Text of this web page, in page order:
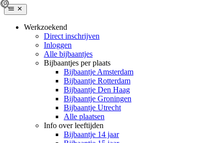
Werkzoekend
Direct inschrijven
Inloggen
Alle bijbaantjes
Bijbaantjes per plaats
Bijbaantje Amsterdam
Bijbaantje Rotterdam
Bijbaantje Den Haag
Bijbaantje Groningen
Bijbaantje Utrecht
Alle plaatsen
Info over leeftijden
Bijbaantje 14 jaar